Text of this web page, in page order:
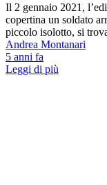
Il 2 gennaio 2021,
copertina un soldato
piccolo isolotto, si
Andrea Montanari
5 anni fa
Leggi di più